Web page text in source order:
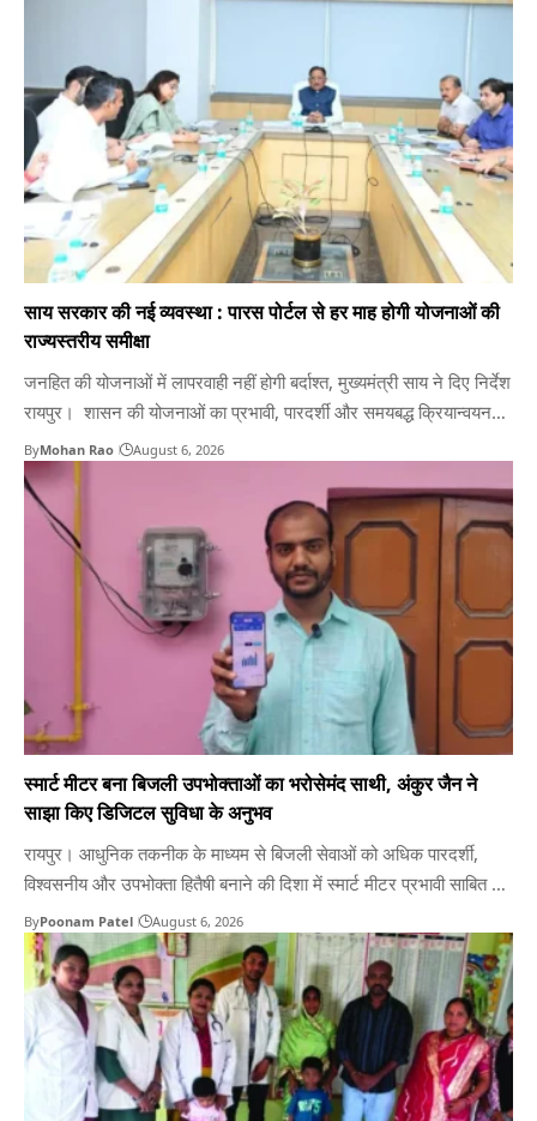
साय सरकार की नई व्यवस्था : पारस पोर्टल से हर माह होगी योजनाओं की
राज्यस्तरीय समीक्षा
जनहित की योजनाओं में लापरवाही नहीं होगी बर्दाश्त, मुख्यमंत्री साय ने दिए निर्देश
रायपुर। शासन की योजनाओं का प्रभावी, पारदर्शी और समयबद्ध क्रियान्वयन
सुनिश्चित कर आमजन को अधिकतम लाभ पहुंचाना राज्य सरकार की महत्वपूर्ण
प्राथमिकता है। डबल इंजन सरकार का उद्देश्य शासन की योजनाओं का लाभ
अंतिम व्यक्ति तक पहुंचे,…
ByMohan Rao August 6, 2026
स्मार्ट मीटर बना बिजली उपभोक्ताओं का भरोसेमंद साथी, अंकुर जैन ने
साझा किए डिजिटल सुविधा के अनुभव
रायपुर। आधुनिक तकनीक के माध्यम से बिजली सेवाओं को अधिक पारदर्शी,
विश्वसनीय और उपभोक्ता हितैषी बनाने की दिशा में स्मार्ट मीटर प्रभावी साबित हो
रहे हैं। अब उपभोक्ता न केवल अपनी बिजली खपत की सटीक जानकारी प्राप्त
कर पा रहे हैं, बल्कि आवश्यकता के अनुसार बिजली उपयोग का बेहतर प्रबंधन…
ByPoonam Patel August 6, 2026